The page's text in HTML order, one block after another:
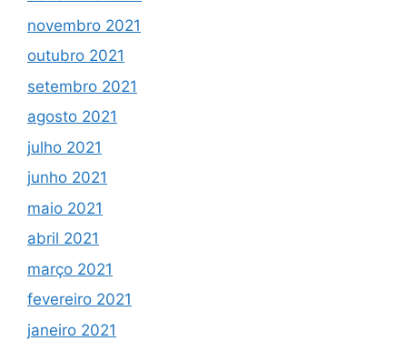
novembro 2021
outubro 2021
setembro 2021
agosto 2021
julho 2021
junho 2021
maio 2021
abril 2021
março 2021
fevereiro 2021
janeiro 2021